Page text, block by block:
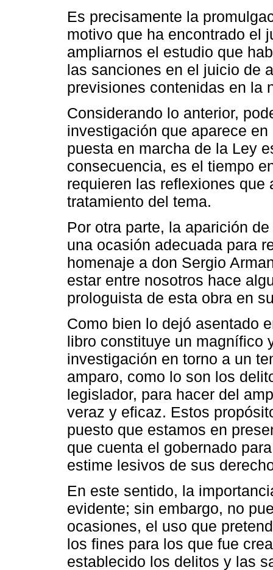
Es precisamente la
motivo que ha encontrado el
ampliarnos el estudio que
las sanciones en el juicio de
previsiones contenidas en la
Considerando lo anterior,
investigación que aparece
puesta en marcha de la Ley
consecuencia, es el tiempo
requieren las reflexiones
tratamiento del tema.
Por otra parte, la aparición
una ocasión adecuada para
homenaje a don Sergio
estar entre nosotros hace
prologuista de esta obra en
Como bien lo dejó asentado
libro constituye un magnífico
investigación en torno a un
amparo, como lo son los
legislador, para hacer del
veraz y eficaz. Estos
puesto que estamos en
que cuenta el gobernado
estime lesivos de sus
En este sentido, la
evidente; sin embargo, no
ocasiones, el uso que
los fines para los que fue
establecido los delitos y las